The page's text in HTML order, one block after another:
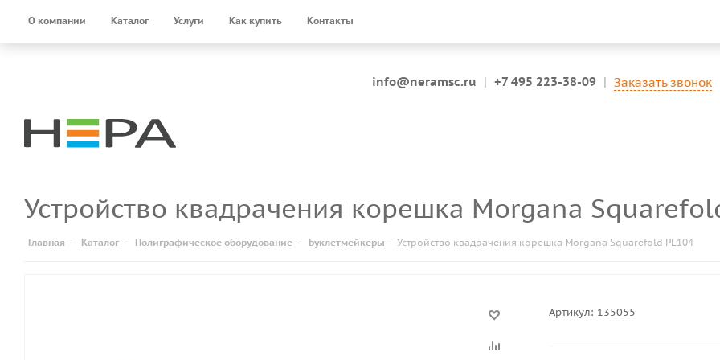
О компании Каталог Услуги Как купить Контакты
info@neramsc.ru | +7 495 223-38-09 | Заказать звонок
Устройство квадрачения корешка Morgana
Главная - Каталог - Полиграфическое оборудование - Буклетмейкеры - Устройство квадрачения корешка Morgana Squarefold PL104
Артикул: 135055